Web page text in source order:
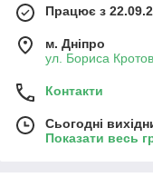
Працює з
м. Дніпро
ул. Бориса
Контакти
Сьогодні
Показати весь